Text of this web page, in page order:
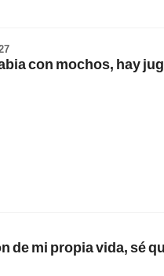
con mochos, hay
de mi propia vida, sé